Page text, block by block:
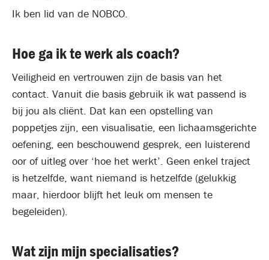
Ik ben lid van de NOBCO.
Hoe ga ik te werk als coach?
Veiligheid en vertrouwen zijn de basis van het
contact. Vanuit die basis gebruik ik wat passend is
bij jou als cliënt. Dat kan een opstelling van
poppetjes zijn, een visualisatie, een lichaamsgerichte
oefening, een beschouwend gesprek, een luisterend
oor of uitleg over ‘hoe het werkt’. Geen enkel traject
is hetzelfde, want niemand is hetzelfde (gelukkig
maar, hierdoor blijft het leuk om mensen te
begeleiden).
Wat zijn mijn specialisaties?